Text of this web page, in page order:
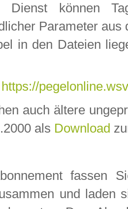
Dienst können
Parameter aus
in den Dateien
https://
auch ältere
als Download
fassen
und laden